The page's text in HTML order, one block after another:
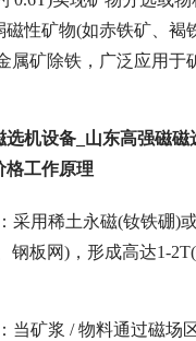
磁性矿物(如赤铁矿、褐
属矿除铁，广泛应用于
选机设备_山东高强磁磁
格工作原理
采用稀土永磁(钕铁硼)
钢板网)，形成高达1-
当矿浆 / 物料通过磁场